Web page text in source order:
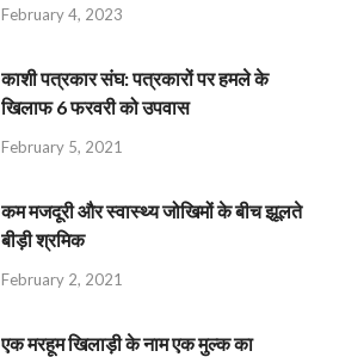
February 4, 2023
काशी पत्रकार संघ: पत्रकारों पर हमले के
खिलाफ 6 फरवरी को उपवास
February 5, 2021
कम मजदूरी और स्वास्थ्य जोखिमों के बीच झूलते
बीड़ी श्रमिक
February 2, 2021
एक मरहूम खिलाड़ी के नाम एक मुल्क का